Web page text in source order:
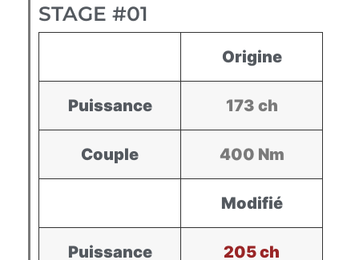
STAGE #01
Origine
Puissance 173 ch
Couple 400 Nm
Modifié
Puissance 205 ch